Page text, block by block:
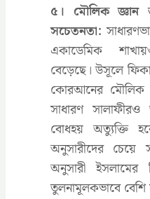
৫। মৌলিক জ্ঞান
সচেতনতা:
একাডেমিক
বেড়েছে। উসূলে
কোরআনের মৌলিক
সাধারণ
বোধহয় অত্যুক্তি
অনুসারীদের চেয়ে
অনুসারী ইসলামের
তুলনামূলকভাবে